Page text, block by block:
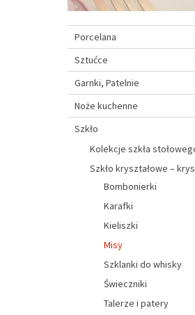
Porcelana
Sztućce
Garnki, Patelnie
Noże kuchenne
Szkło
Kolekcje szkła
Szkło kryształowe –
Bombonierki
Karafki
Kieliszki
Misy
Szklanki do whisky
Świeczniki
Talerze i patery